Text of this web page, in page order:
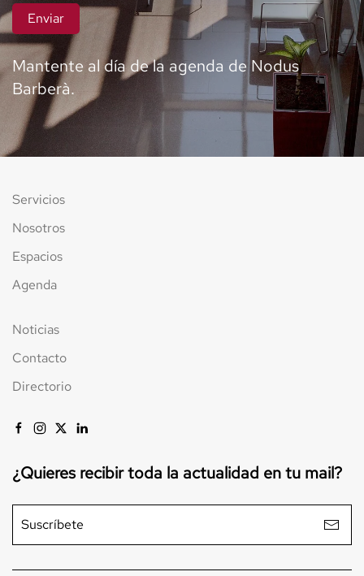
Enviar
Mantente al día de la agenda de Nodus
Barberà.
Servicios
Nosotros
Espacios
Agenda
Noticias
Contacto
Directorio
¿Quieres recibir toda la actualidad en tu mail?